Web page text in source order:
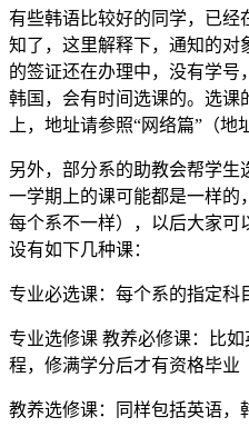
有些韩语比较好的同学，已经
知了，这里解释下，通知的对
的签证还在办理中，没有学号
韩国，会有时间选课的。选课
上，地址请参照“网络篇”（地
另外，部分系的助教会帮学
一学期上的课可能都是一样的
每个系不一样），以后大家可
设有如下几种课：
专业必选课：每个系的指定科
专业选修课 教养必修课：比
程，修满学分后才有资格毕业
教养选修课：同样包括英语，